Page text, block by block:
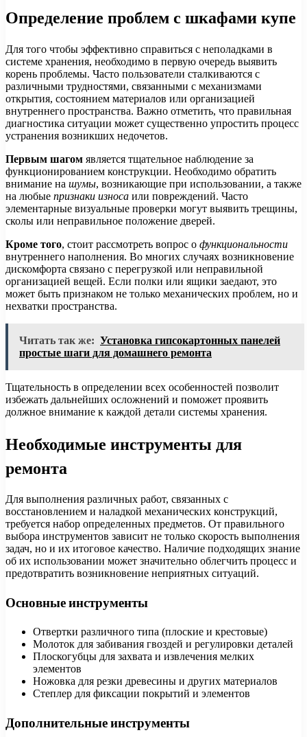
Определение проблем с шкафами купе
Для того чтобы эффективно справиться с неполадками в
системе хранения, необходимо в первую очередь выявить
корень проблемы. Часто пользователи сталкиваются с
различными трудностями, связанными с механизмами
открытия, состоянием материалов или организацией
внутреннего пространства. Важно отметить, что правильная
диагностика ситуации может существенно упростить процесс
устранения возникших недочетов.
Первым шагом является тщательное наблюдение за
функционированием конструкции. Необходимо обратить
внимание на шумы, возникающие при использовании, а также
на любые признаки износа или повреждений. Часто
элементарные визуальные проверки могут выявить трещины,
сколы или неправильное положение дверей.
Кроме того, стоит рассмотреть вопрос о функциональности
внутреннего наполнения. Во многих случаях возникновение
дискомфорта связано с перегрузкой или неправильной
организацией вещей. Если полки или ящики заедают, это
может быть признаком не только механических проблем, но и
нехватки пространства.
Читать так же: Установка гипсокартонных панелей
простые шаги для домашнего ремонта
Тщательность в определении всех особенностей позволит
избежать дальнейших осложнений и поможет проявить
должное внимание к каждой детали системы хранения.
Необходимые инструменты для
ремонта
Для выполнения различных работ, связанных с
восстановлением и наладкой механических конструкций,
требуется набор определенных предметов. От правильного
выбора инструментов зависит не только скорость выполнения
задач, но и их итоговое качество. Наличие подходящих знание
об их использовании может значительно облегчить процесс и
предотвратить возникновение неприятных ситуаций.
Основные инструменты
Отвертки различного типа (плоские и крестовые)
Молоток для забивания гвоздей и регулировки деталей
Плоскогубцы для захвата и извлечения мелких
элементов
Ножовка для резки древесины и других материалов
Степлер для фиксации покрытий и элементов
Дополнительные инструменты